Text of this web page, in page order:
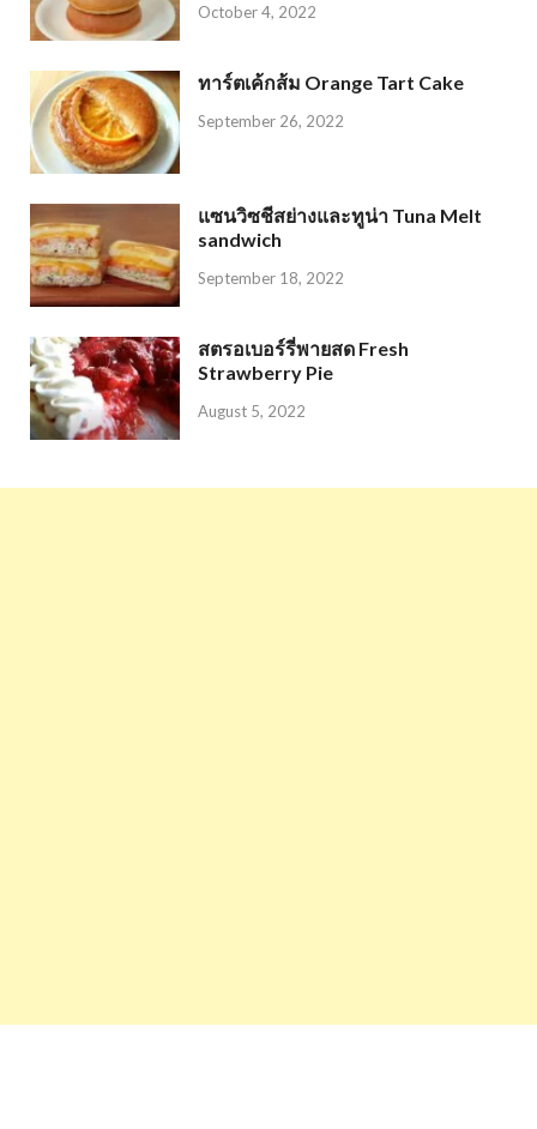
October 4, 2022
ทาร์ตเค้กส้ม Orange Tart Cake
September 26, 2022
แซนวิซชีสย่างและทูน่า Tuna Melt
sandwich
September 18, 2022
สตรอเบอร์รี่พายสด Fresh
Strawberry Pie
August 5, 2022